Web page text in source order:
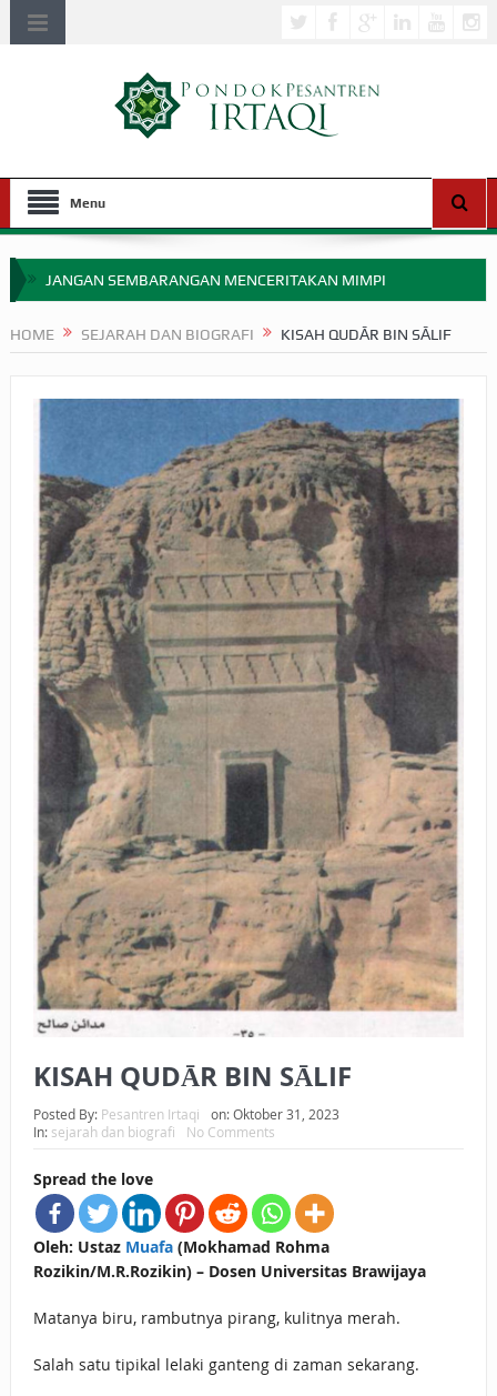
Menu
JANGAN SEMBARANGAN MENCERITAKAN MIMPI
APA HUKUM MEMPERCEPAT PEMBAYARAN ZAKAT
SEBELUM TIBA SAAT WAJIB?
HAKIKAT NIKMAT DI DUNIA!
BAGAIMANA CARA MEMBAYAR ZAKAT UANG?
UANG HARAM BISA MENJADI HALAL JIKA SEBAB
KEPEMILIKANNYA BERUBAH
ISTIDLAL BATIL VS ISTIDLAL SYAR’I
BAHASA CINTA KARENA ALLAH
HUKUM MEMBAYAR ZAKAT DENGAN CARA MENGANGSUR
HUKUM MEMBAYAR ZAKAT KEPADA KERABAT SENDIRI
HOME SEJARAH DAN BIOGRAFI KISAH QUDĀR BIN SĀLIF
KISAH QUDĀR BIN SĀLIF
Posted By: Pesantren Irtaqi on:Oktober 31, 2023
In: sejarah dan biografi No Comments
Spread the love
Oleh: Ustaz Muafa(Mokhamad Rohma
Rozikin/M.R.Rozikin) – Dosen Universitas Brawijaya
Matanya biru, rambutnya pirang, kulitnya merah.
Salah satu tipikal lelaki ganteng di zaman sekarang.